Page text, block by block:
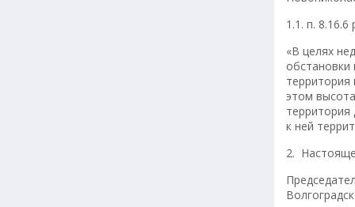
1.1. п.
«В целях
этом
к ней
2.